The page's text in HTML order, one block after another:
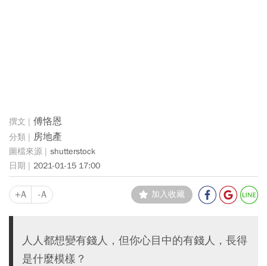
傅恪恩
房地產
shutterstock
2021-01-15 17:00
+A -A 加入收藏
人人都想變有錢人，但你心目中的有錢人，長得
是什麼模樣？